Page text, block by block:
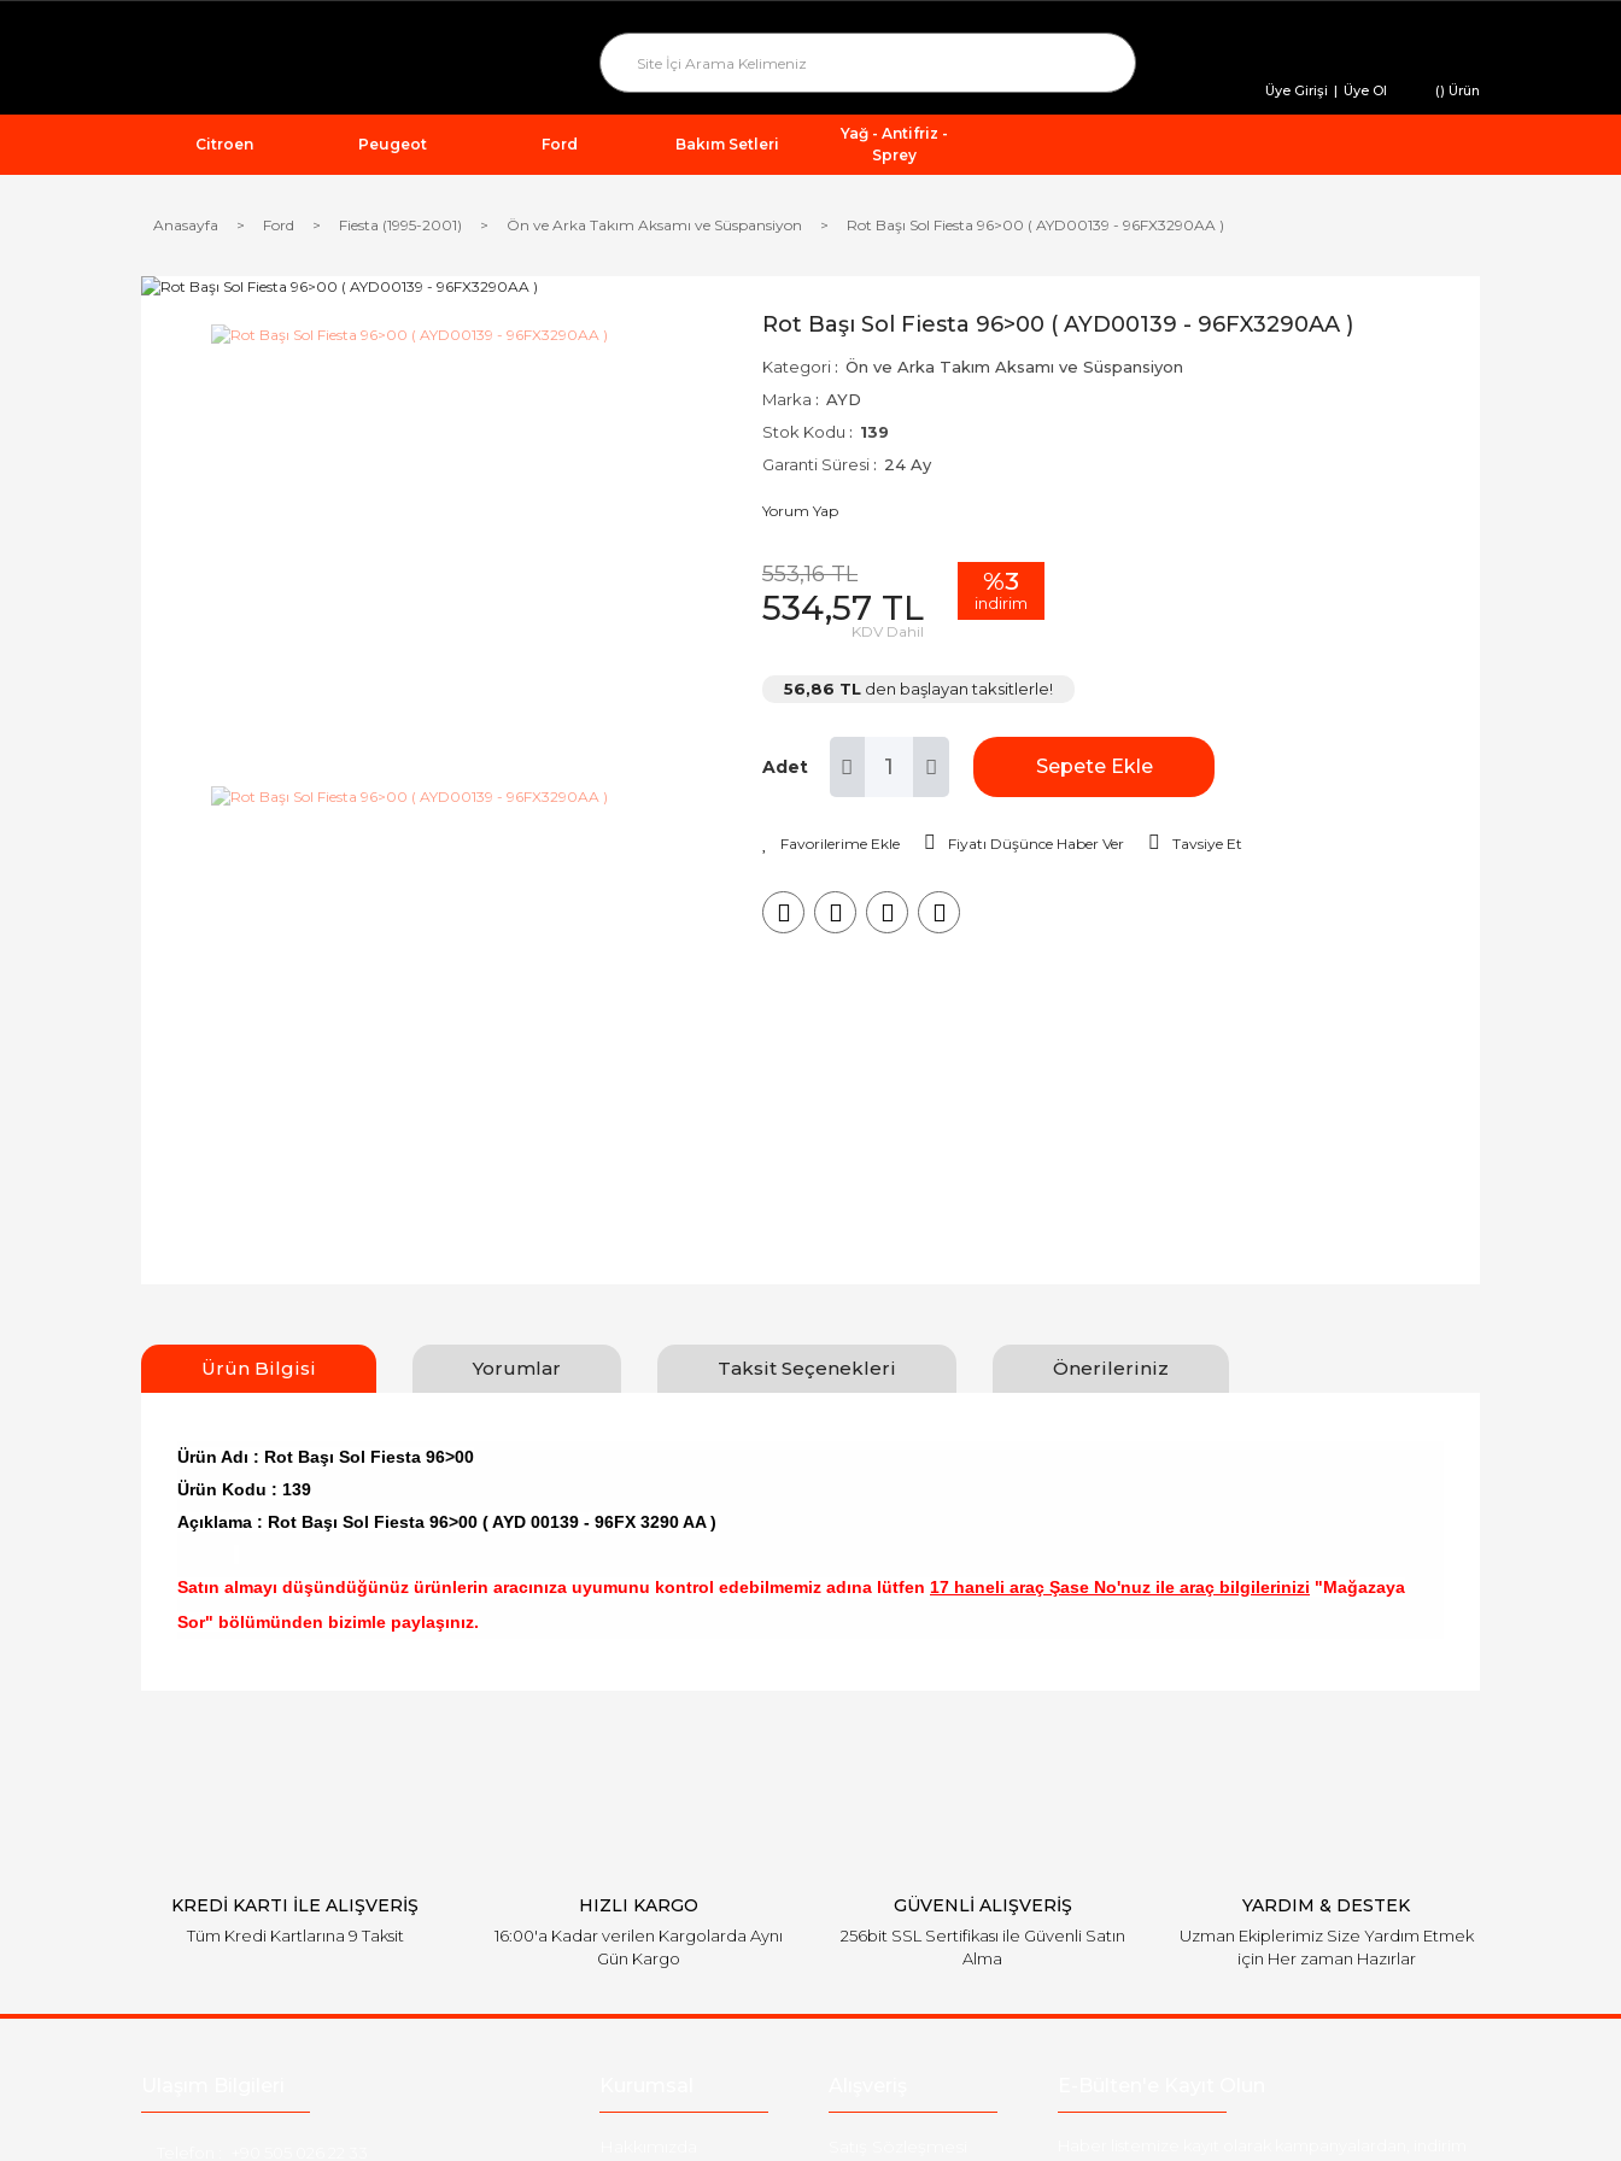
Üye Girişi | Üye Ol () Ürün
Citroen Peugeot Ford Bakım Setleri
Yağ - Antifriz -
Sprey
Anasayfa Ford Fiesta (1995-2001) Ön ve Arka Takım Aksamı ve Süspansiyon Rot Başı Sol Fiesta 96>00 ( AYD00139 - 96FX3290AA )
Rot Başı Sol Fiesta 96>00 ( AYD00139 - 96FX3290AA )
Kategori
Ön ve Arka Takım Aksamı ve Süspansiyon
Marka
AYD
Stok Kodu
139
Garanti Süresi
24 Ay
Yorum Yap
553,16 TL
534,57 TL
KDV Dahil
%3
indirim
56,86 TL den başlayan taksitlerle!
Adet Sepete Ekle
Fiyatı Düşünce Haber Ver Tavsiye Et
Ürün Bilgisi Yorumlar Taksit Seçenekleri Önerileriniz
Ürün Adı : Rot Başı Sol Fiesta 96>00
Ürün Kodu : 139
Açıklama : Rot Başı Sol Fiesta 96>00 ( AYD 00139 - 96FX 3290 AA )
Satın almayı düşündüğünüz ürünlerin aracınıza uyumunu kontrol edebilmemiz adına lütfen 17 haneli araç Şase No'nuz ile araç bilgilerinizi "Mağazaya
Sor" bölümünden bizimle paylaşınız.
KREDİ KARTI İLE ALIŞVERİŞ
Tüm Kredi Kartlarına 9 Taksit
HIZLI KARGO
16:00'a Kadar verilen Kargolarda Aynı
Gün Kargo
GÜVENLİ ALIŞVERİŞ
256bit SSL Sertifikası ile Güvenli Satın
Alma
YARDIM & DESTEK
Uzman Ekiplerimiz Size Yardım Etmek
için Her zaman Hazırlar